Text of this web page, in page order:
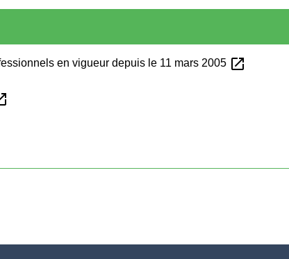
en vigueur depuis le 11 mars 2005 open_in_new